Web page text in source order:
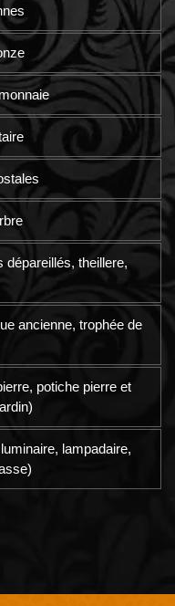
theillere,
ancienne, trophée de
potiche pierre et
lampadaire,